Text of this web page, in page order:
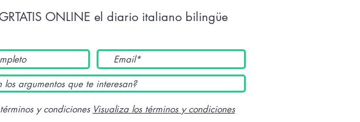
ONLINE el diario italiano bilingüe
y condiciones Visualiza los términos y condiciones